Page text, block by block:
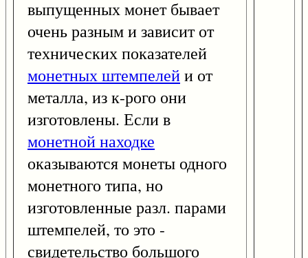
выпущенных монет бывает
очень разным и зависит от
технических показателей
монетных штемпелейи от
металла, из к-рого они
изготовлены. Если в
монетной находке
оказываются монеты одного
монетного типа, но
изготовленные разл. парами
штемпелей, то это -
свидетельство большого